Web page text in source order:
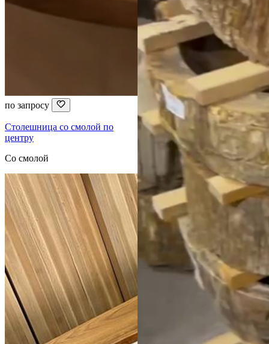
по запросу
Столешница со смолой по
центру
Со смолой